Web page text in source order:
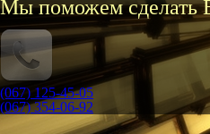
Мы поможем сделать
(067) 125-45-05
(067) 354-06-92